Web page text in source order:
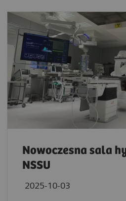
Nowoczesna sala
NSSU
2025-10-03